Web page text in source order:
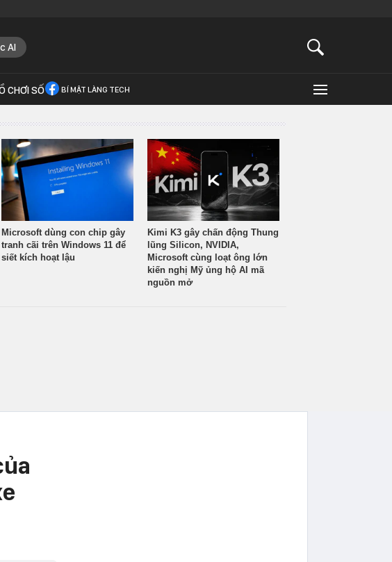
AI
CHƠI SỐ BÍ MẬT LÀNG TECH
Microsoft dùng con chip gây
tranh cãi trên Windows 11 để
siết kích hoạt lậu
Kimi K3 gây chấn động Thung
lũng Silicon, NVIDIA,
Microsoft cùng loạt ông lớn
kiến nghị Mỹ ủng hộ AI mã
nguồn mở